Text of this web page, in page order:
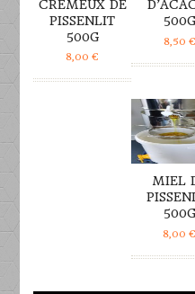
CRÉMEUX DE
PISSENLIT
500G
8,00€
500G
8,50 €
MIEL
500G
8,00€